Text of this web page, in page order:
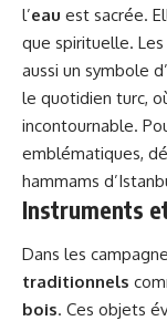
l’eau est sacrée.
que spirituelle.
aussi un symbole
le quotidien turc,
incontournable.
emblématiques,
hammams
Instruments
Dans les
traditionnels
bois. Ces objets